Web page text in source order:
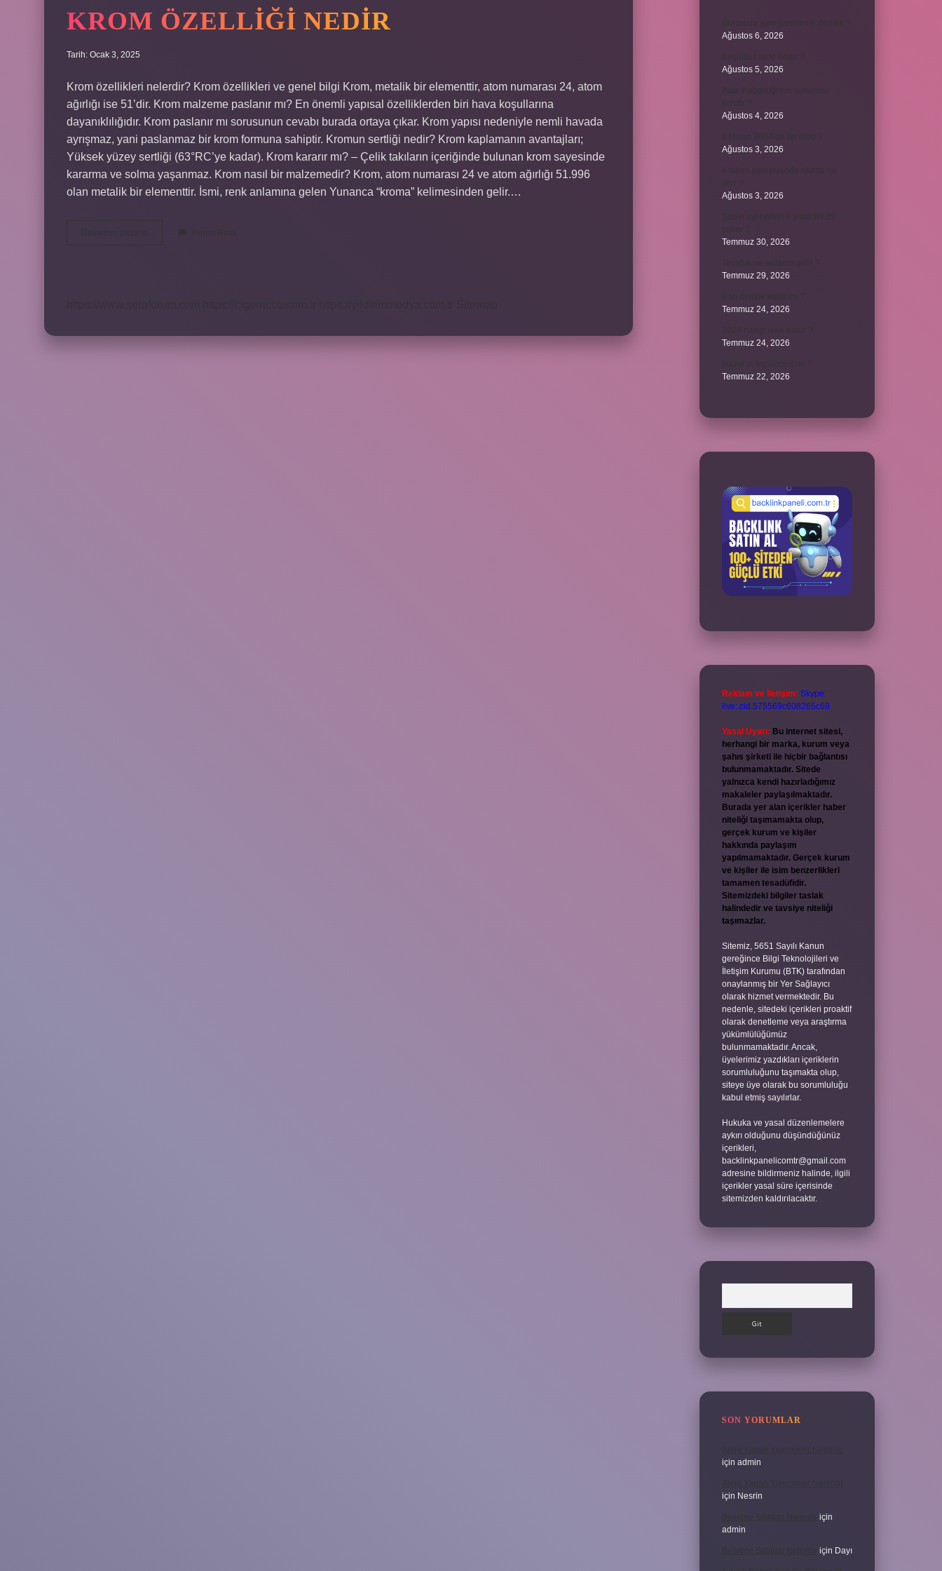
KROM ÖZELLIĞI NEDIR
Tarih: Ocak 3, 2025
Krom özellikleri nelerdir? Krom özellikleri ve genel bilgi Krom, metalik bir elementtir, atom numarası 24, atom
ağırlığı ise 51’dir. Krom malzeme paslanır mı? En önemli yapısal özelliklerden biri hava koşullarına
dayanıklılığıdır. Krom paslanır mı sorusunun cevabı burada ortaya çıkar. Krom yapısı nedeniyle nemli havada
ayrışmaz, yani paslanmaz bir krom formuna sahiptir. Kromun sertliği nedir? Krom kaplamanın avantajları;
Yüksek yüzey sertliği (63°RC’ye kadar). Krom kararır mı? – Çelik takıların içeriğinde bulunan krom sayesinde
kararma ve solma yaşanmaz. Krom nasıl bir malzemedir? Krom, atom numarası 24 ve atom ağırlığı 51.996
olan metalik bir elementtir. İsmi, renk anlamına gelen Yunanca “kroma” kelimesinden gelir.…
Ağustos 6, 2026
Ağustos 5, 2026
Ağustos 4, 2026
Ağustos 3, 2026
Ağustos 3, 2026
Temmuz 30, 2026
Temmuz 29, 2026
Temmuz 24, 2026
Temmuz 24, 2026
Temmuz 22, 2026
Reklam ve İletişim: Skype:
live:.cid.575569c608265c69
Yasal Uyarı: Bu internet sitesi,
herhangi bir marka, kurum veya
şahıs şirketi ile hiçbir bağlantısı
bulunmamaktadır. Sitede
yalnızca kendi hazırladığımız
makaleler paylaşılmaktadır.
Burada yer alan içerikler haber
niteliği taşımamakta olup,
gerçek kurum ve kişiler
hakkında paylaşım
yapılmamaktadır. Gerçek kurum
ve kişiler ile isim benzerlikleri
tamamen tesadüfidir.
Sitemizdeki bilgiler taslak
halindedir ve tavsiye niteliği
taşımazlar.
Sitemiz, 5651 Sayılı Kanun
gereğince Bilgi Teknolojileri ve
İletişim Kurumu (BTK) tarafından
onaylanmış bir Yer Sağlayıcı
olarak hizmet vermektedir. Bu
nedenle, sitedeki içerikleri proaktif
olarak denetleme veya araştırma
yükümlülüğümüz
bulunmamaktadır. Ancak,
üyelerimiz yazdıkları içeriklerin
sorumluluğunu taşımakta olup,
siteye üye olarak bu sorumluluğu
kabul etmiş sayılırlar.
Hukuka ve yasal düzenlemelere
aykırı olduğunu düşündüğünüz
içerikleri,
backlinkpanelicomtr@gmail.com
adresine bildirmeniz halinde, ilgili
içerikler yasal süre içerisinde
sitemizden kaldırılacaktır.
SON YORUMLAR
Alerji Yapan Yiyecekler Nelerdir
için admin
Alerji Yapan Yiyecekler Nelerdir
için Nesrin
Belirtme Sıfatları Nelerdir için
admin
Belirtme Sıfatları Nelerdir için Dayı